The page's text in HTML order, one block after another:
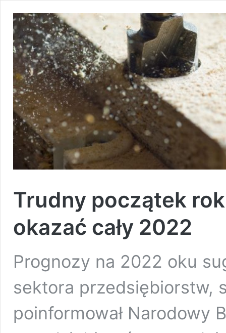
Trudny początek
okazać cały 2022
Prognozy na 2022 oku
sektora przedsiębiorstw,
poinformował Narodowy